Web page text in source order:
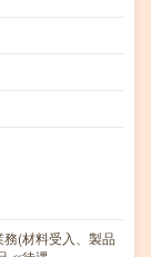
(材料受入、製品